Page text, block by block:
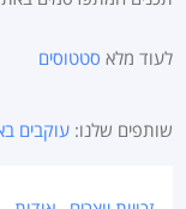
לעוד מלא סטטוסים
שותפים שלנו:עוקבים